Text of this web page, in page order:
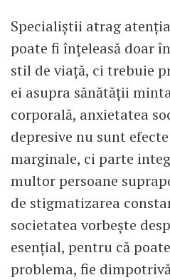
Specialiștii atrag
poate fi înțeleasă doar
stil de viață, ci trebuie
ei asupra sănătății
corporală, anxietatea
depresive nu sunt
marginale, ci parte
multor persoane
de stigmatizarea
societatea vorbește
esențial, pentru că
problema, fie